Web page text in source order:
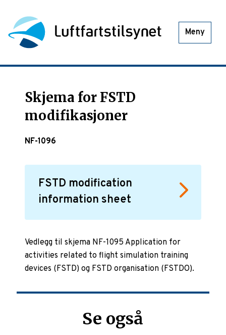
Meny
Skjema for FSTD
modifikasjoner
NF-1096
FSTD modification
information sheet
Vedlegg til skjema NF-1095 Application for
activities related to flight simulation training
devices (FSTD) og FSTD organisation (FSTDO).
Se også